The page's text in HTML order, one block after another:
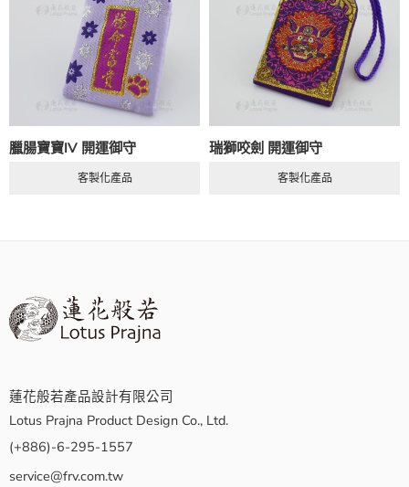
臘腸寶寶IV 開運御守
客製化產品
瑞獅咬劍 開運御守
客製化產品
蓮花般若產品設計有限公司
Lotus Prajna Product Design Co., Ltd.
(+886)-6-295-1557
service@frv.com.tw